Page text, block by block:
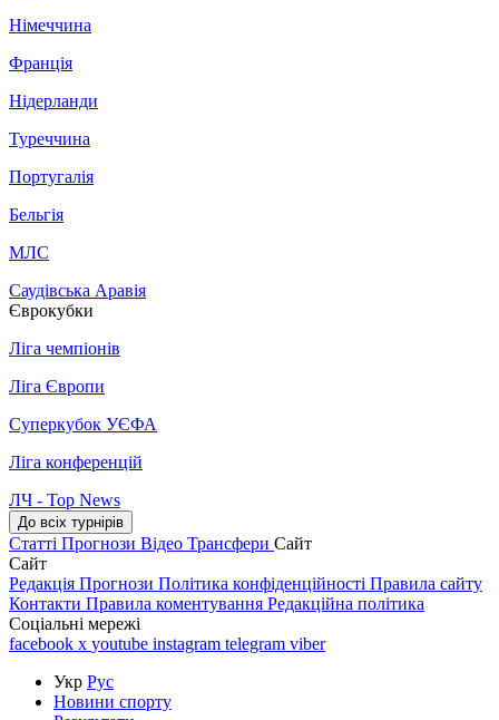
Німеччина
Франція
Нідерланди
Туреччина
Португалія
Бельгія
МЛС
Саудівська Аравія
Єврокубки
Ліга чемпіонів
Ліга Європи
Суперкубок УЄФА
Ліга конференцій
ЛЧ - Top News
До всіх турнірів
Статті Прогнози Відео Трансфери Сайт
Сайт
Редакція Прогнози Політика конфіденційності Правила сайту
Контакти Правила коментування Редакційна політика
Соціальні мережі
facebook x youtube instagram telegram viber
Укр Рус
Новини спорту